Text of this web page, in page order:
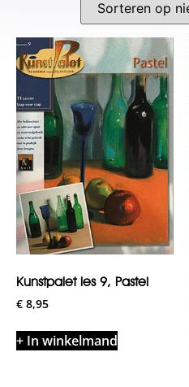
Kunstpalet les 9, Pastel
€ 8,95
+ In winkelmand